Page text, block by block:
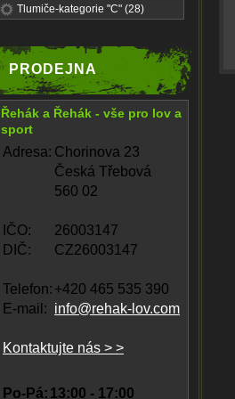
Tlumiče-kategorie "C" (28)
PRODEJNA
Řehák a Řehák - vše pro lov a
sport
Adresa: Chorinova 23
Česká Třebová
560 02
IČO:
26003147
DIČ:
CZ26003147
Telefon: +420 465 535 390
E-mail: info@rehak-lov.com
Kontaktujte nás > >
Po-Pá: 13:00 - 17:00